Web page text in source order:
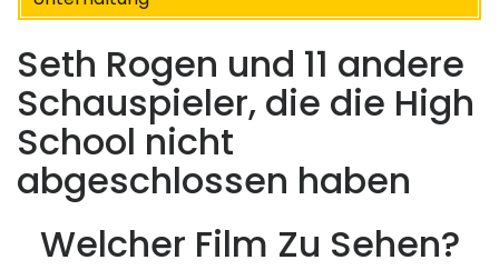
Seth Rogen und 11 andere
Schauspieler, die die High
School nicht
abgeschlossen haben
Welcher Film Zu Sehen?